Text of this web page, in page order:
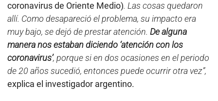
coronavirus de Oriente Medio). Las cosas quedaron
allí. Como desapareció el problema, su impacto era
muy bajo, se dejó de prestar atención. De alguna
manera nos estaban diciendo ‘atención con los
coronavirus’, porque si en dos ocasiones en el periodo
de 20 años sucedió, entonces puede ocurrir otra vez”,
explica el investigador argentino.